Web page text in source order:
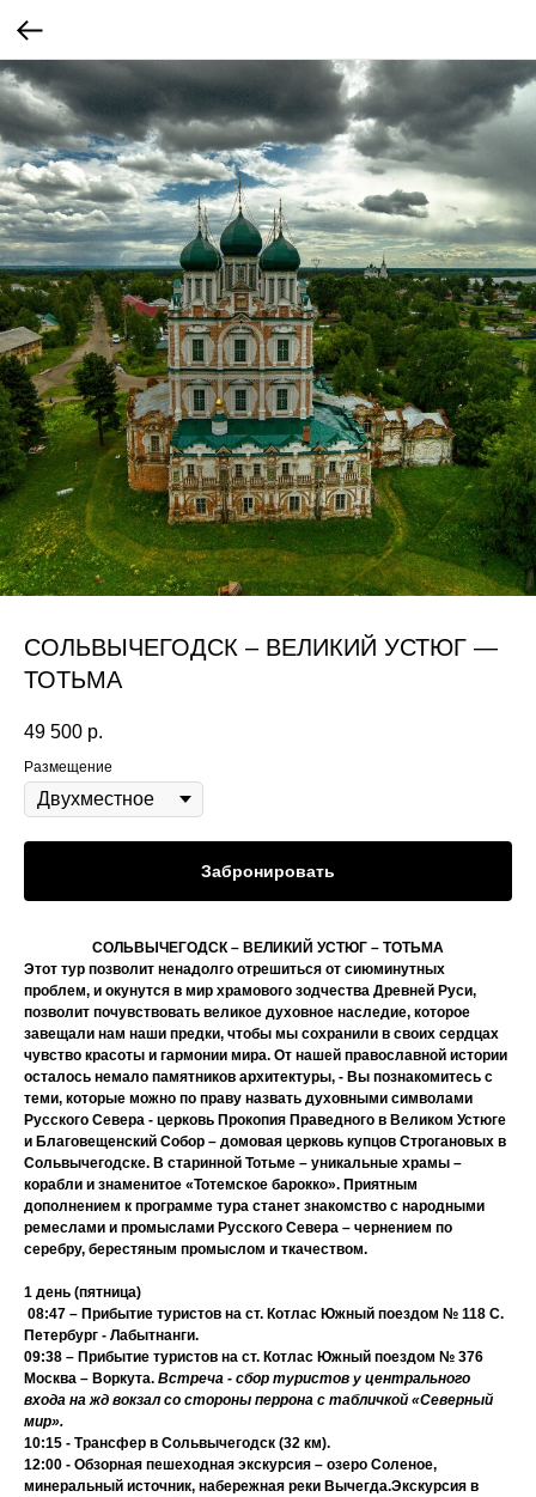
СОЛЬВЫЧЕГОДСК – ВЕЛИКИЙ УСТЮГ —
ТОТЬМА
49 500 р.
Размещение
Забронировать
СОЛЬВЫЧЕГОДСК – ВЕЛИКИЙ УСТЮГ – ТОТЬМА
Этот тур позволит ненадолго отрешиться от сиюминутных
проблем, и окунутся в мир храмового зодчества Древней Руси,
позволит почувствовать великое духовное наследие, которое
завещали нам наши предки, чтобы мы сохранили в своих сердцах
чувство красоты и гармонии мира. От нашей православной истории
осталось немало памятников архитектуры, - Вы познакомитесь с
теми, которые можно по праву назвать духовными символами
Русского Севера - церковь Прокопия Праведного в Великом Устюге
и Благовещенский Собор – домовая церковь купцов Строгановых в
Сольвычегодске. В старинной Тотьме – уникальные храмы –
корабли и знаменитое «Тотемское барокко». Приятным
дополнением к программе тура станет знакомство с народными
ремеслами и промыслами Русского Севера – чернением по
серебру, берестяным промыслом и ткачеством.
1 день (пятница)
08:47 – Прибытие туристов на ст. Котлас Южный поездом № 118 С.
Петербург - Лабытнанги.
09:38 – Прибытие туристов на ст. Котлас Южный поездом № 376
Москва – Воркута. Встреча - сбор туристов у центрального
входа на жд вокзал со стороны перрона с табличкой «Северный
мир».
10:15 - Трансфер в Сольвычегодск (32 км).
12:00 - Обзорная пешеходная экскурсия – озеро Соленое,
минеральный источник, набережная реки Вычегда.Экскурсия в